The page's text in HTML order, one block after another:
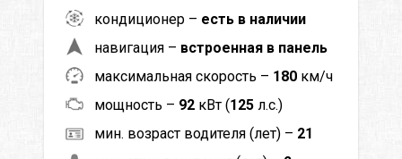
кондиционер – есть в наличии
навигация – встроенная в панель
максимальная скорость – 180 км/ч
мощность – 92 кВт (125 л.с.)
мин. возраст водителя (лет) – 21